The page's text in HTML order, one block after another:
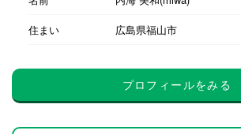
住まい
広島県福山市
プロフィールをみる